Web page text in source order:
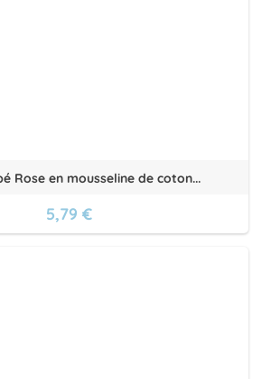
Rose en mousseline de coton...
5,79 €